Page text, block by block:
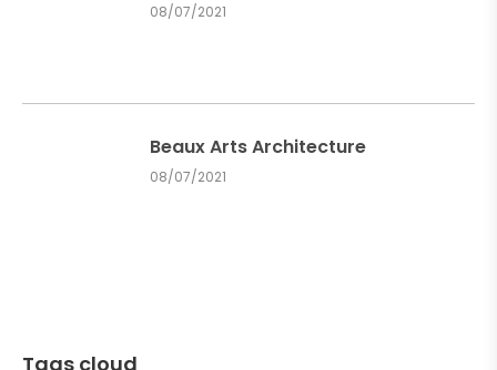
08/07/2021
Beaux Arts Architecture
08/07/2021
Tags cloud